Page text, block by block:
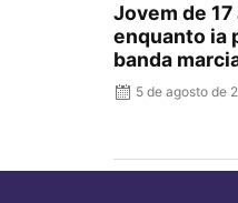
Jovem de
enquanto ia
banda
5 de agosto de